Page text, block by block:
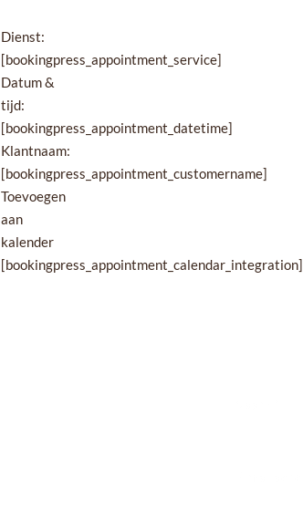
Dienst:
[bookingpress_appointment_service]
Datum &
tijd:
[bookingpress_appointment_datetime]
Klantnaam:
[bookingpress_appointment_customername]
Toevoegen
aan
kalender
[bookingpress_appointment_calendar_integration]